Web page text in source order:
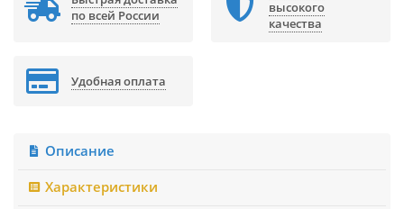
по всей России
высокого
качества
Удобная оплата
Описание
Характеристики